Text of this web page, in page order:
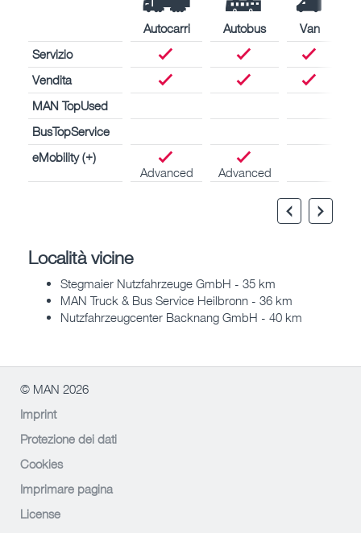
Autocarri Autobus
Van
Servizio
Vendita
MAN TopUsed
BusTopService
eMobility (+)
Advanced
Advanced
Località vicine
Stegmaier Nutzfahrzeuge GmbH - 35 km
MAN Truck & Bus Service Heilbronn - 36 km
Nutzfahrzeugcenter Backnang GmbH - 40 km
© MAN 2026
Imprint
Protezione dei dati
Cookies
Imprimare pagina
License